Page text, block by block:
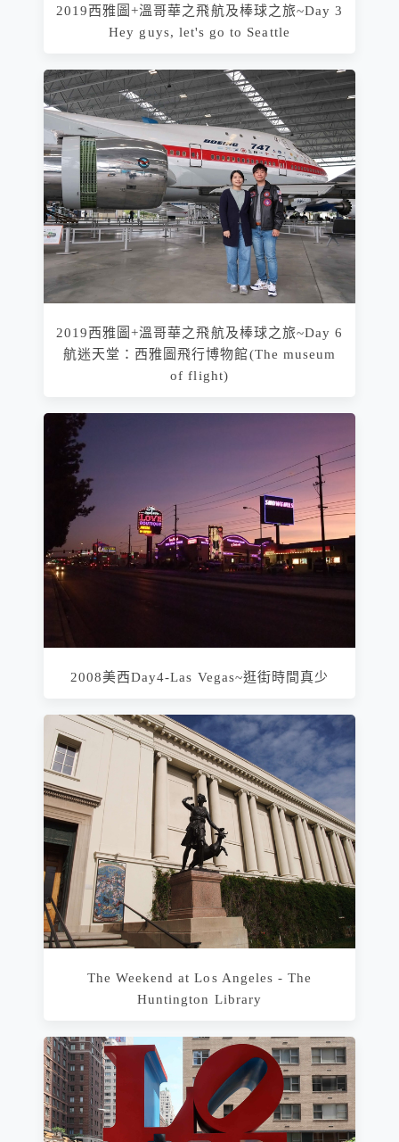
2019西雅圖+溫哥華之飛航及棒球之旅~Day 3
Hey guys, let's go to Seattle
2019西雅圖+溫哥華之飛航及棒球之旅~Day 6
航迷天堂：西雅圖飛行博物館(The museum
of flight)
2008美西Day4-Las Vegas~逛街時間真少
The Weekend at Los Angeles - The
Huntington Library